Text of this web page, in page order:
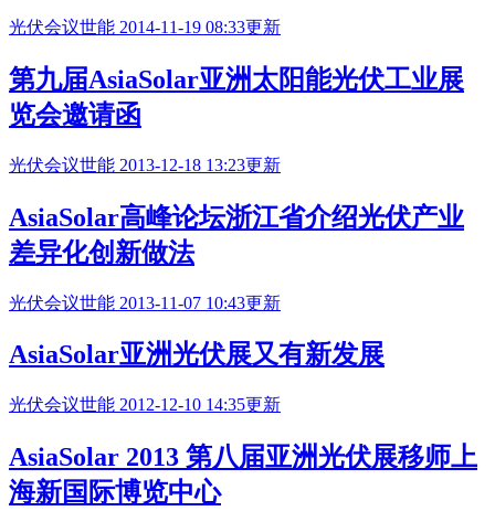
光伏会议世能 2014-11-19 08:33更新
第九届AsiaSolar亚洲太阳能光伏工业展
览会邀请函
光伏会议世能 2013-12-18 13:23更新
AsiaSolar高峰论坛浙江省介绍光伏产业
差异化创新做法
光伏会议世能 2013-11-07 10:43更新
AsiaSolar亚洲光伏展又有新发展
光伏会议世能 2012-12-10 14:35更新
AsiaSolar 2013 第八届亚洲光伏展移师上
海新国际博览中心